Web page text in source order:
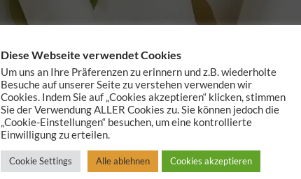
Diese Webseite verwendet Cookies
Um uns an Ihre Präferenzen zu erinnern und z.B. wiederholte
Besuche auf unserer Seite zu verstehen verwenden wir
Cookies. Indem Sie auf „Cookies akzeptieren“ klicken, stimmen
Sie der Verwendung ALLER Cookies zu. Sie können jedoch die
„Cookie-Einstellungen“ besuchen, um eine kontrollierte
Einwilligung zu erteilen.
Cookie Settings Alle ablehnen Cookies akzeptieren